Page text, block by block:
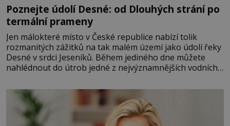
Poznejte údolí Desné: od Dlouhých strání po
termální prameny
Jen málokteré místo v České republice nabízí tolik
rozmanitých zážitků na tak malém území jako údolí řeky
Desné v srdci Jeseníků. Během jediného dne můžete
nahlédnout do útrob jedné z nejvýznamnějších vodních
se na koloběžce a den zakončit poznáváním památek ve
Velkých Losinách nebo v termálním